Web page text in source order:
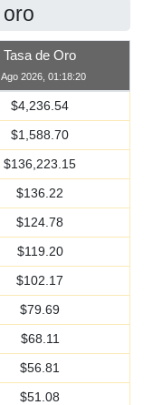
Tasa de Oro
Ago 2026, 01:18:20
$4,236.54
$1,588.70
$136,223.15
$136.22
$124.78
$119.20
$102.17
$79.69
$68.11
$56.81
$51.08